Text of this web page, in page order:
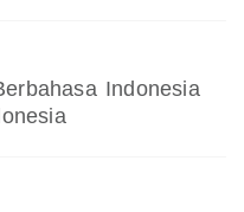
Indonesia